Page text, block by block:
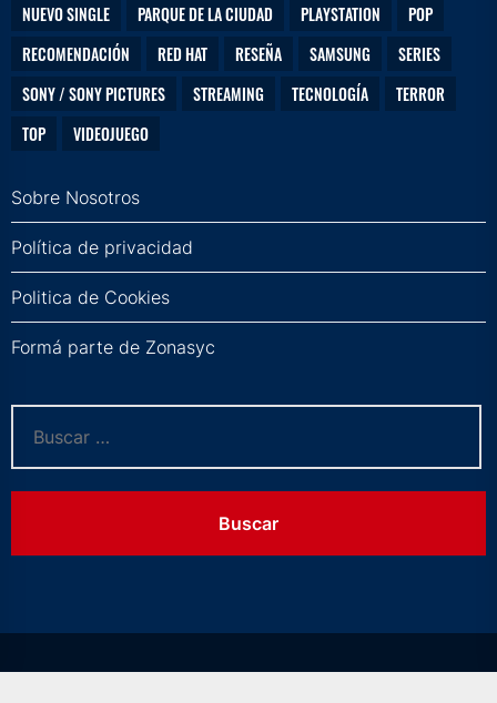
NUEVO SINGLE
PARQUE DE LA CIUDAD PLAYSTATION
POP
RECOMENDACIÓN
RED HAT RESEÑA SAMSUNG
SERIES
SONY / SONY PICTURES
STREAMING TECNOLOGÍA
TERROR
TOP
VIDEOJUEGO
Sobre Nosotros
Política de privacidad
Politica de Cookies
Formá parte de Zonasyc